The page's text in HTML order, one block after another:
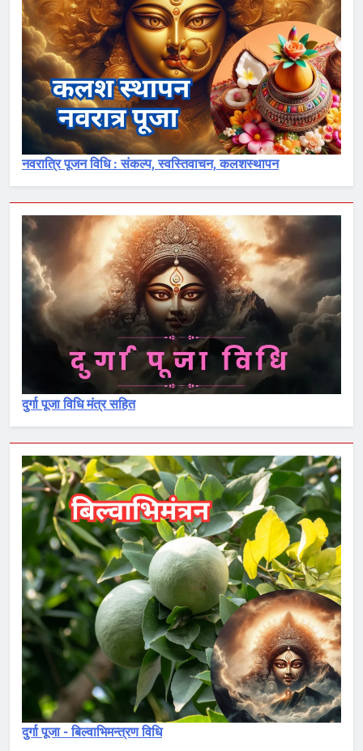
नवरात्रि पूजन विधि : संकल्प, स्वस्तिवाचन, कलशस्थापन
दुर्गा पूजा विधि मंत्र सहित
दुर्गा पूजा - बिल्वाभिमन्त्रण विधि